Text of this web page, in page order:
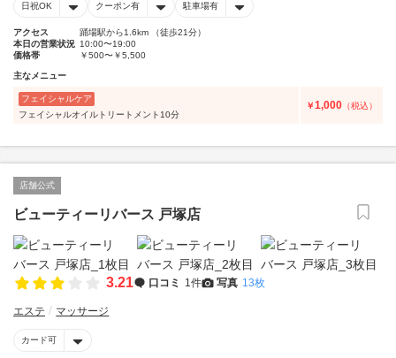
日祝OK クーポン有 駐車場有
アクセス
踊場駅から1.6km （徒歩21分）
本日の営業状況 10:00〜19:00
価格帯
￥500〜￥5,500
主なメニュー
フェイシャルケア
フェイシャルオイルトリートメント10分
￥1,000 （税込）
店舗公式
ビューティーリバース 戸塚店
3.21 口コミ 1件 写真 13枚
エステ マッサージ
カード可